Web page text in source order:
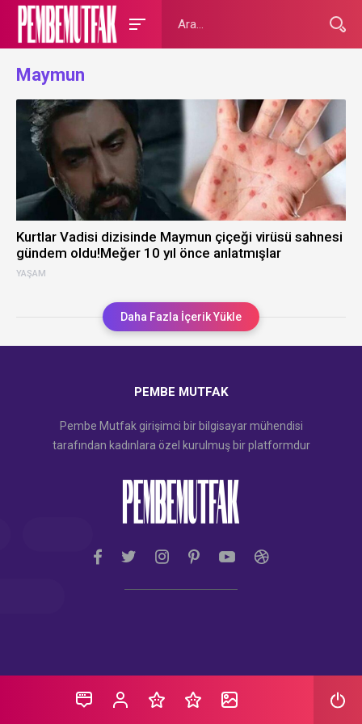
Maymun
YAŞAM
Kurtlar Vadisi dizisinde Maymun çiçeği virüsü sahnesi
gündem oldu!Meğer 10 yıl önce anlatmışlar
Daha Fazla İçerik Yükle
PEMBE MUTFAK
Pembe Mutfak girişimci bir bilgisayar mühendisi
tarafından kadınlara özel kurulmuş bir platformdur